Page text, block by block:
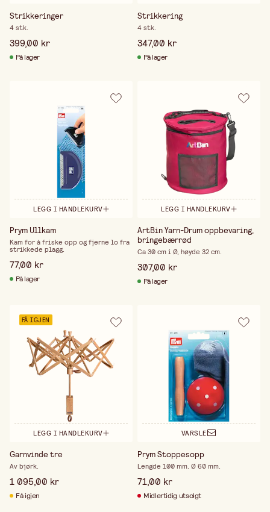
Strikkeringer
4 stk.
399,00 kr
På lager
Strikkering
4 stk.
347,00 kr
På lager
LEGG I HANDLEKURV
Prym Ullkam
Kam for å friske opp og fjerne lo fra
strikkede plagg.
77,00 kr
På lager
LEGG I HANDLEKURV
ArtBin Yarn-Drum oppbevaring,
bringebærrød
Ca 30 cm i Ø, høyde 32 cm.
307,00 kr
På lager
FÅ IGJEN
LEGG I HANDLEKURV
Garnvinde tre
Av bjørk.
1 095,00 kr
Få igjen
VARSLE
Prym Stoppesopp
Lengde 100 mm. Ø 60 mm.
71,00 kr
Midlertidig utsolgt